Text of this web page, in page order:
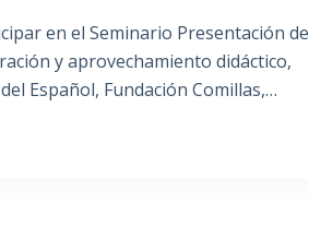
en el Seminario Presentación de
y aprovechamiento didáctico,
Español, Fundación Comillas,…